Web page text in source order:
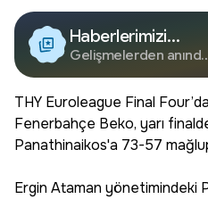
Haberlerimizi
Google'da Takip
Edin
Gelişmelerden anında
THY Euroleague Final
Fenerbahçe Beko, yarı
Panathinaikos'a 73-57
Ergin Ataman yönetimindeki